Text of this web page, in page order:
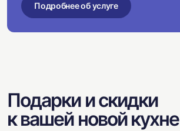
Подробнее об услуге
Подарки и скидки
к вашей новой кухне